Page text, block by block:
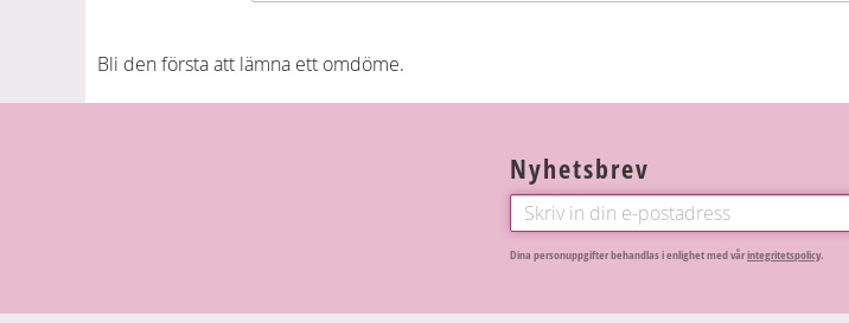
Bli den första att lämna ett omdöme.
Nyhetsbrev
Dina personuppgifter behandlas i enlighet med vårintegritetspolicy.